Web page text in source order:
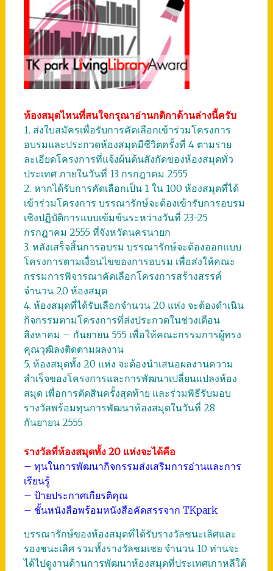
ห้องสมุดไหนที่สนใจกรุณาอ่านกติกาด้านล่างนี้ครับ
1. ส่งใบสมัครเพื่อรับการคัดเลือกเข้าร่วมโครงการ
อบรมและประกวดห้องสมุดมีชีวิตครั้งที่ 4 ตามราย
ละเอียดโครงการที่แจ้งผ้นต้นสังกัดของห้องสมุดทั่ว
ประเทศ ภายในวันที่ 13 กรกฎาคม 2555
2. หากได้รับการคัดเลือกเป็น 1 ใน 100 ห้องสมุดที่ได้
เข้าร่วมโครงการ บรรณารักษ์จะต้องเข้ารับการอบรม
เชิงปฏิบัติการแบบเข้มข้นระหว่างวันที่ 23-25
กรกฎาคม 2555 ที่จังหวัดนครนายก
3. หลังเสร็จสิ้นการอบรม บรรณารักษ์จะต้องออกแบบ
โครงการตามเงื่อนไขของการอบรม เพื่อส่งให้คณะ
กรรมการพิจารณาคัดเลือกโครงการสร้างสรรค์
จำนวน 20 ห้องสมุด
4. ห้องสมุดที่ได้รับเลือกจำนวน 20 แห่ง จะต้องดำเนิน
กิจกรรมตามโครงการที่ส่งประกวดในช่วงเดือน
สิงหาคม – กันยายน 555 เพื่อให้คณะกรรมการผู้ทรง
คุณวุฒิลงติดตามผลงาน
5. ห้องสมุดทั้ง 20 แห่ง จะต้องนำเสนอผลงานความ
สำเร็จของโครงการและการพัฒนาเปลี่ยนแปลงห้อง
สมุด เพื่อการตัดสินครั้งสุดท้าย และร่วมพิธีรับมอบ
รางวัลพร้อมทุนการพัฒนาห้องสมุดในวันที่ 28
กันยายน 2555
รางวัลที่ห้องสมุดทั้ง 20 แห่งจะได้คือ
– ทุนในการพัฒนากิจกรรมส่งเสริมการอ่านและการ
เรียนรู้
– ป้ายประกาศเกียรติคุณ
– ชั้นหนังสือพร้อมหนังสือคัดสรรจาก TKpark
บรรณารักษ์ของห้องสมุดที่ได้รับรางวัลชนะเลิศและ
รองชนะเลิศ รวมทั้งรางวัลชมเชย จำนวน 10 ท่านจะ
ได้ไปดูงานด้านการพัฒนาห้องสมุดที่ประเทศเกาหลีใต้